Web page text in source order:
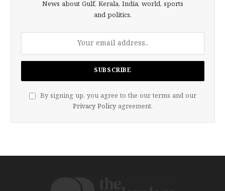
News about Gulf, Kerala, India, world, sports
and politics.
By signing up, you agree to the our terms and our
Privacy Policy agreement.